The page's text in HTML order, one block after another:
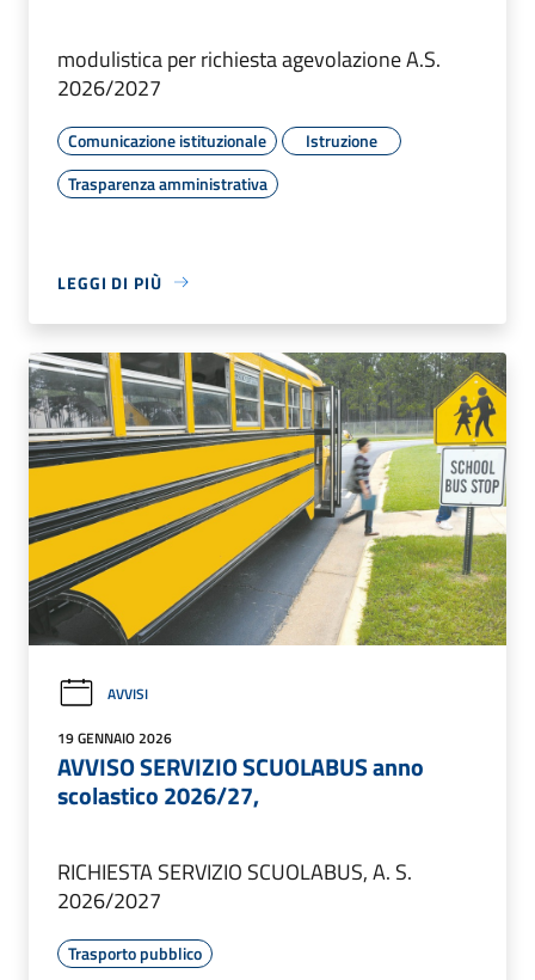
modulistica per richiesta agevolazione A.S.
2026/2027
Comunicazione istituzionale
Istruzione
Trasparenza amministrativa
LEGGI DI PIÙ
AVVISI
19 GENNAIO 2026
AVVISO SERVIZIO SCUOLABUS anno
scolastico 2026/27,
RICHIESTA SERVIZIO SCUOLABUS, A. S.
2026/2027
Trasporto pubblico